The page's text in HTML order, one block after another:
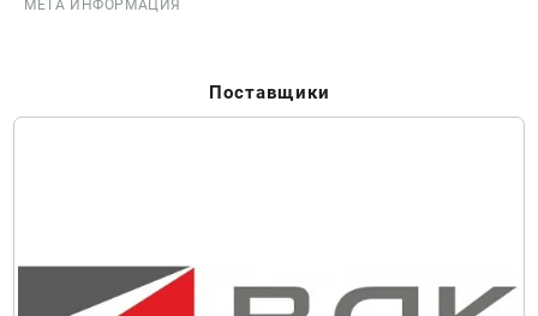
МЕТА ИНФОРМАЦИЯ
Поставщики